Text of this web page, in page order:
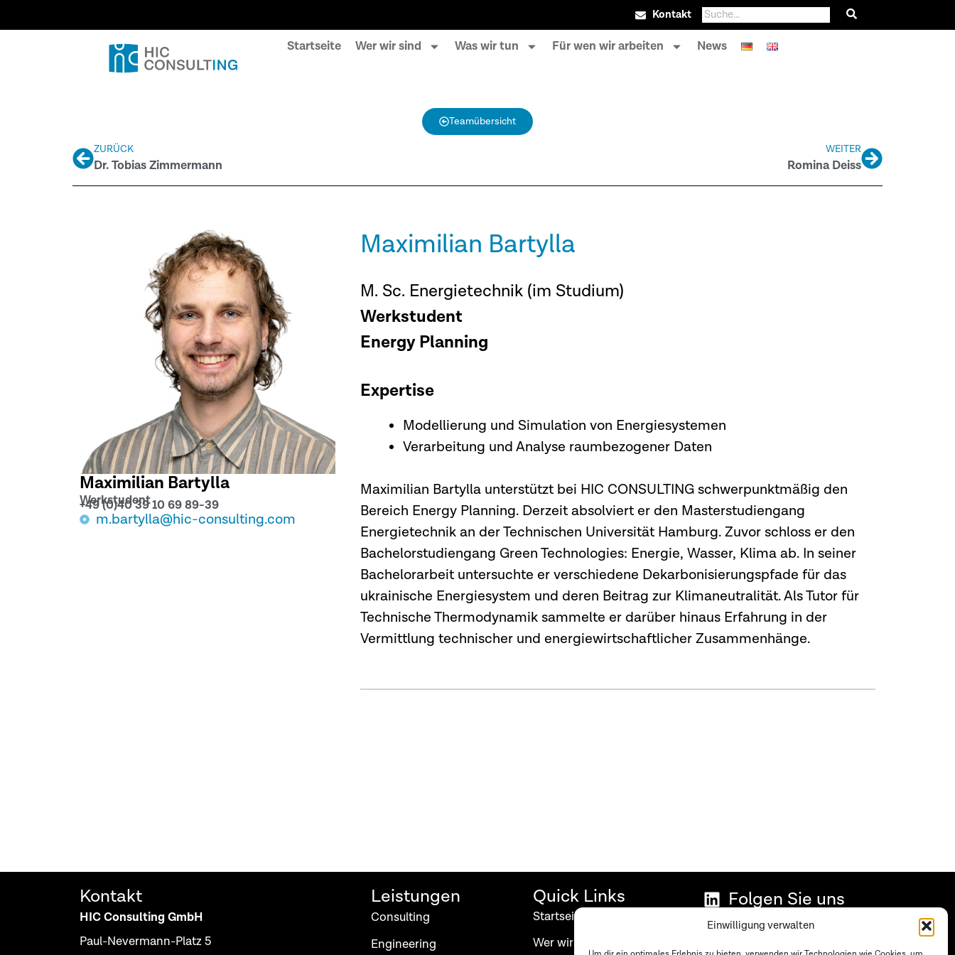
Einwilligung verwalten
Kontakt
Startseite Wer wir sind Was wir tun Für wen wir arbeiten News
Teamübersicht
ZURÜCK
Dr. Tobias Zimmermann
WEITER
Romina Deiss
Maximilian Bartylla
Werkstudent
+49 (0)40 39 10 69 89-39
m.bartylla@hic-consulting.com
Maximilian Bartylla
M. Sc. Energietechnik (im Studium)
Werkstudent
Energy Planning
Expertise
Modellierung und Simulation von Energiesystemen
Verarbeitung und Analyse raumbezogener Daten
Maximilian Bartylla unterstützt bei HIC CONSULTING schwerpunktmäßig den
Bereich Energy Planning. Derzeit absolviert er den Masterstudiengang
Energietechnik an der Technischen Universität Hamburg. Zuvor schloss er den
Bachelorstudiengang Green Technologies: Energie, Wasser, Klima ab. In seiner
Bachelorarbeit untersuchte er verschiedene Dekarbonisierungspfade für das
ukrainische Energiesystem und deren Beitrag zur Klimaneutralität. Als Tutor für
Technische Thermodynamik sammelte er darüber hinaus Erfahrung in der
Vermittlung technischer und energiewirtschaftlicher Zusammenhänge.
Kontakt
HIC Consulting GmbH
Paul-Nevermann-Platz 5
Leistungen
Consulting
Engineering
Quick Links
Startseite
Wer wir sind
Folgen Sie uns